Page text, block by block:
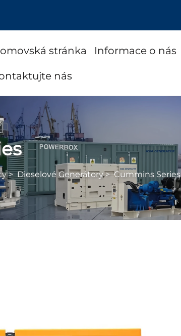
stránka Informace o nás
nás
>Dieselové Generátory>Cummins Series